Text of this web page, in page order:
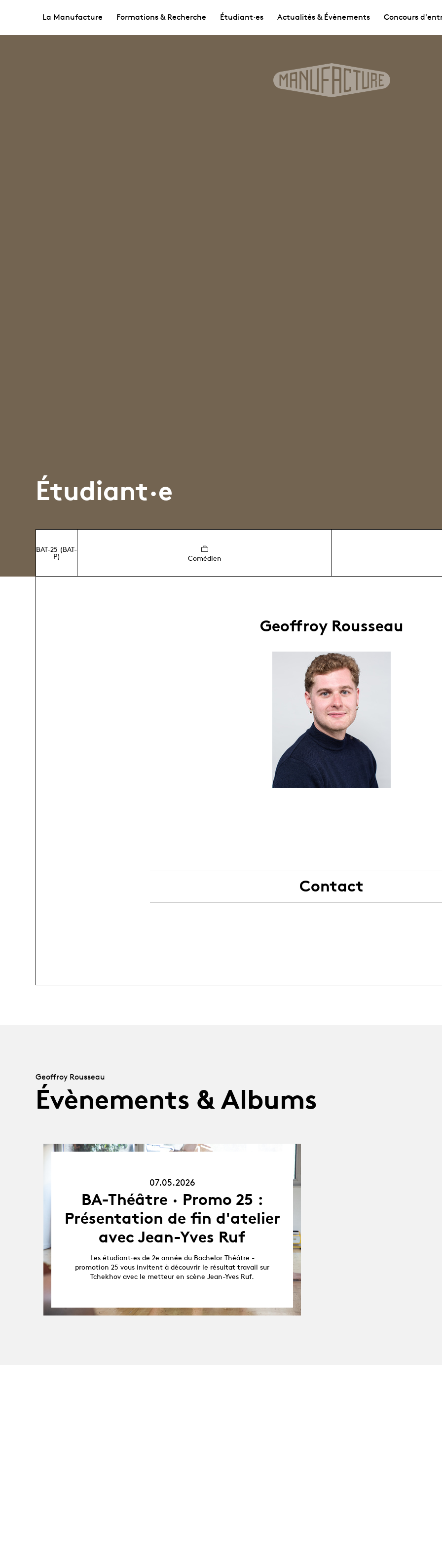
La Manufacture Formations & Recherche Étudiant·es Actualités & Évènements Concours
Étudiant·e
BAT-25 (BAT-
P)
Comédien
Geoffroy Rousseau
Contact
Geoffroy Rousseau
Évènements & Albums
07.05.2026
BA-Théâtre · Promo 25 :
Présentation de fin d'atelier
avec Jean-Yves Ruf
Les étudiant·es de 2e année du Bachelor Théâtre -
promotion 25 vous invitent à découvrir le résultat travail sur
Tchekhov avec le metteur en scène Jean-Yves Ruf.